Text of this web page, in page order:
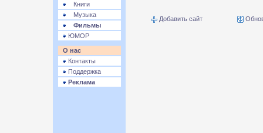
Книги
Музыка
Фильмы
ЮМОР
О нас
Контакты
Поддержка
Реклама
Добавить сайт